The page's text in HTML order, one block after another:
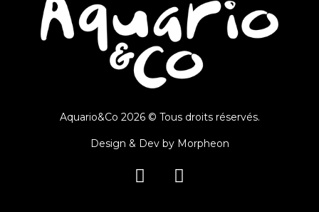
Aquario&Co 2026 © Tous droits réservés.
Design & Dev by Morpheon